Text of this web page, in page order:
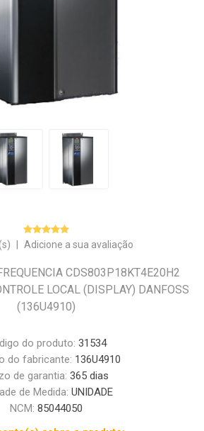
Adicione a sua avaliação
CDS803P18KT4E20H2
LOCAL (DISPLAY) DANFOSS
(136U4910)
do produto: 31534
do fabricante: 136U4910
de garantia: 365 dias
de Medida: UNIDADE
NCM: 85044050